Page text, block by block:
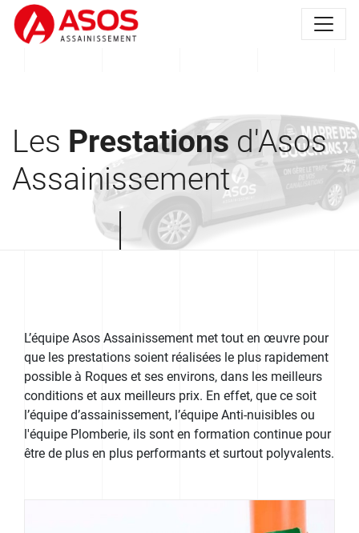
Les Prestations d'Asos
Assainissement
L’équipe Asos Assainissement met tout en œuvre pour
que les prestations soient réalisées le plus rapidement
possible à Roques et ses environs, dans les meilleurs
conditions et aux meilleurs prix. En effet, que ce soit
l’équipe d’assainissement, l’équipe Anti-nuisibles ou
l'équipe Plomberie, ils sont en formation continue pour
être de plus en plus performants et surtout polyvalents.